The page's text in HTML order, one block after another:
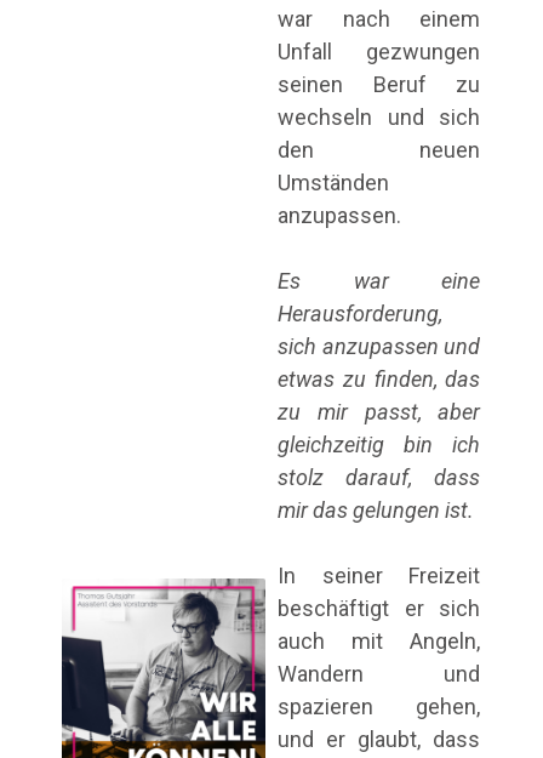
war nach einem
Unfall gezwungen
seinen Beruf zu
wechseln und sich
den neuen
Umständen
anzupassen.
Es war eine
Herausforderung,
sich anzupassen und
etwas zu finden, das
zu mir passt, aber
gleichzeitig bin ich
stolz darauf, dass
mir das gelungen ist.
In seiner Freizeit
beschäftigt er sich
auch mit Angeln,
Wandern und
spazieren gehen,
und er glaubt, dass